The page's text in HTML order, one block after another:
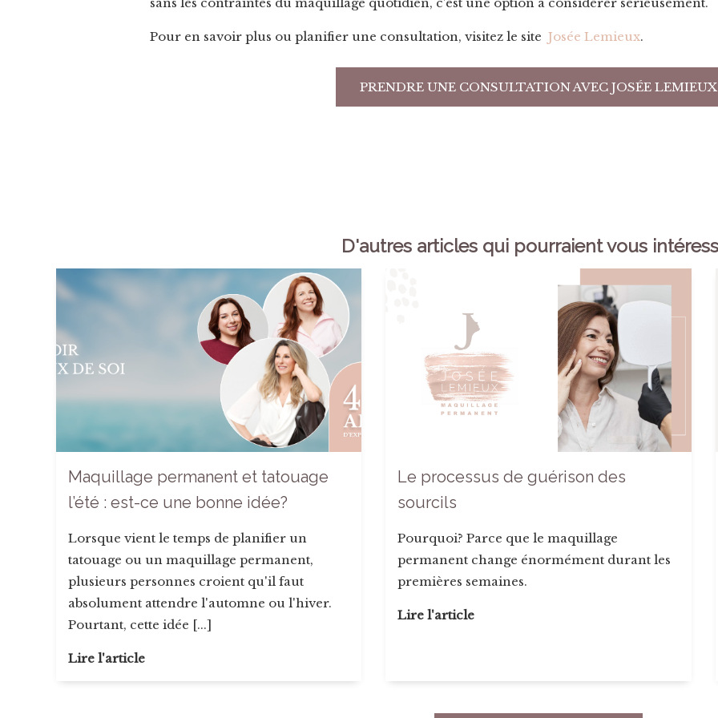
Pour en savoir plus ou planifier une consultation, visitez le site Josée Lemieux.
PRENDRE UNE CONSULTATION AVEC JOSÉE LEMIEUX
D'autres articles qui pourraient vous
Maquillage permanent et tatouage
l’été : est-ce une bonne idée?
Lorsque vient le temps de planifier un
tatouage ou un maquillage permanent,
plusieurs personnes croient qu'il faut
absolument attendre l'automne ou l'hiver.
Pourtant, cette idée [...]
Lire l'article
Le processus de guérison des
sourcils
Pourquoi? Parce que le maquillage
permanent change énormément durant les
premières semaines.
Lire l'article